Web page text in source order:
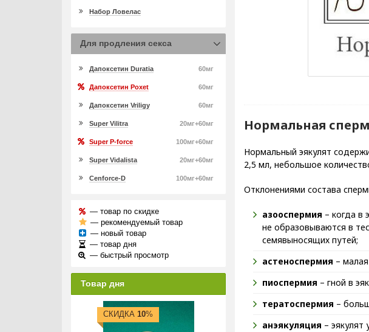
Нормальная
Нормальный эякулят
2,5 мл, небольшое
Отклонениями состава
азооспермия – когда в
не образовываются в
семявыносящих путей;
астеноспермия –
пиоспермия – гной в
тератоспермия –
анэякуляция –
Набор Ловелас
Для продления секса
60мг
Дапоксетин Duratia
60мг
Дапоксетин Poxet
60мг
Дапоксетин Vriligy
20мг+60мг
Super Vilitra
100мг+60мг
Super P-force
20мг+60мг
Super Vidalista
100мг+60мг
Cenforce-D
— товар по скидке
— рекомендуемый товар
— новый товар
— товар дня
— быстрый просмотр
Товар дня
СКИДКА 10%